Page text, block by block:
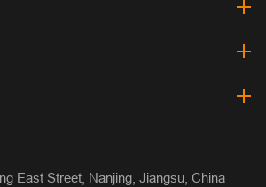
East Street, Nanjing, Jiangsu, China